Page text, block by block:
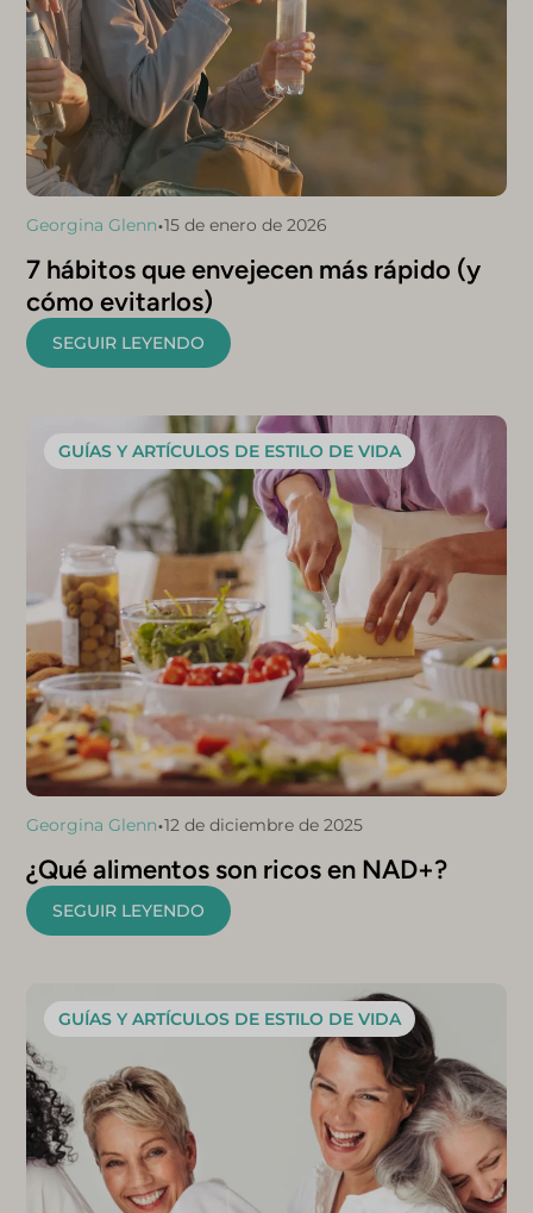
Georgina Glenn•15 de enero de 2026
7 hábitos que envejecen más rápido (y
cómo evitarlos)
SEGUIR LEYENDO
GUÍAS Y ARTÍCULOS DE ESTILO DE VIDA
Georgina Glenn•12 de diciembre de 2025
¿Qué alimentos son ricos en NAD+?
SEGUIR LEYENDO
GUÍAS Y ARTÍCULOS DE ESTILO DE VIDA